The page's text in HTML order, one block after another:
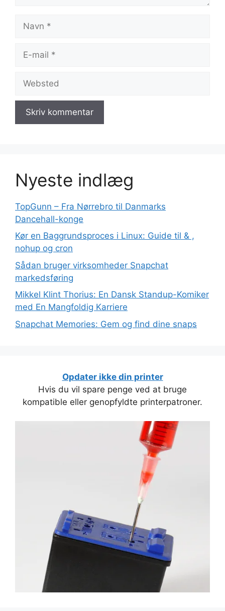
mail
Nyeste indlæg
TopGunn – Fra Nørrebro til Danmarks
Dancehall-konge
Kør en Baggrundsproces i Linux: Guide til & ,
nohup og cron
Sådan bruger virksomheder Snapchat
markedsføring
Mikkel Klint Thorius: En Dansk Standup-Komiker
med En Mangfoldig Karriere
Snapchat Memories: Gem og find dine snaps
Opdater ikke din printer
Hvis du vil spare penge ved at bruge
kompatible eller genopfyldte printerpatroner.